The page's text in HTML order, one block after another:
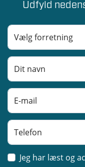
Udfyld
Jeg har læst og